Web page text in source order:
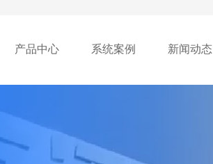
产品中心 系统案例 新闻动态